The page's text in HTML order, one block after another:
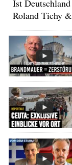
Ist
Roland Tichy